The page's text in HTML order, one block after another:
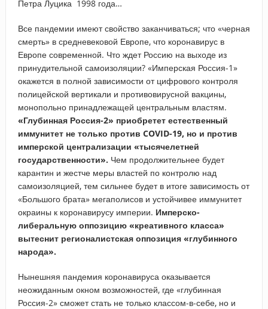
Петра Луцика 1998 года…
Все пандемии имеют свойство заканчиваться; что «черная
смерть» в средневековой Европе, что коронавирус в
Европе современной. Что ждет Россию на выходе из
принудительной самоизоляции? «Имперская Россия-1»
окажется в полной зависимости от цифрового контроля
полицейской вертикали и противовирусной вакцины,
монопольно принадлежащей центральным властям.
«Глубинная Россия-2» приобретет естественный
иммунитет не только против COVID-19, но и против
имперской централизации «тысячелетней
государственности». Чем продолжительнее будет
карантин и жестче меры властей по контролю над
самоизоляцией, тем сильнее будет в итоге зависимость от
«Большого брата» мегаполисов и устойчивее иммунитет
окраины к коронавирусу империи. Имперско-
либеральную оппозицию «креативного класса»
вытеснит регионалистская оппозиция «глубинного
народа».
Нынешняя пандемия коронавируса оказывается
неожиданным окном возможностей, где «глубинная
Россия-2» сможет стать не только классом-в-себе, но и